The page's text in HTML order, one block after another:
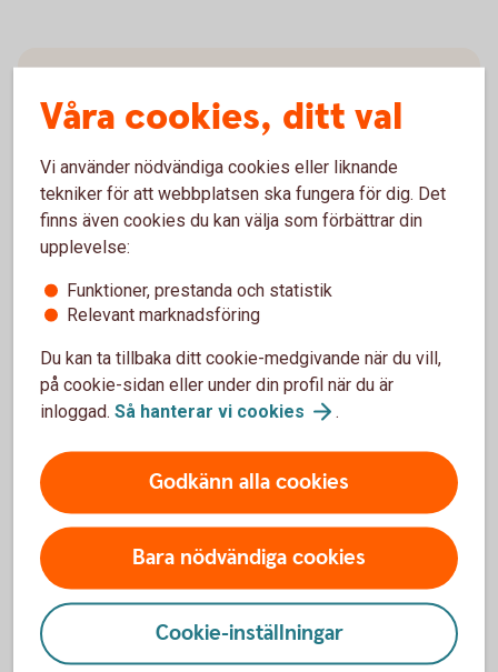
När och hur vill du betala?
Betala hela beloppet räntefritt
Du kan välja att betala hela beloppet direkt – då
slipper du ränta. Detta på grund av att du får
upp till 55 dagars räntefri kredit, beroende på
Dela upp beloppet och betala i
Om du väljer att delbetala krediten tillkommer
ränta på det som belopp som finns kvar efter
månad, lägst 150 kr. Din kreditkostnad blir
högre om du delar upp betalningen än om du
betalar allt på en gång. Om du missar eller blir
sen med inbetalningar kan det tillkomma extra
kostnader.
Våra cookies, ditt val
Vi använder nödvändiga cookies eller liknande
tekniker för att webbplatsen ska fungera för dig. Det
finns även cookies du kan välja som förbättrar din
upplevelse:
Funktioner, prestanda och statistik
Relevant marknadsföring
Du kan ta tillbaka ditt cookie-medgivande när du vill,
på cookie-sidan eller under din profil när du är
inloggad. Så hanterar vi cookies .
Godkänn alla cookies
Bara nödvändiga cookies
Cookie-inställningar